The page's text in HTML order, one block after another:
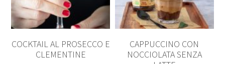
COCKTAIL AL PROSECCO E
CLEMENTINE
CAPPUCCINO CON
NOCCIOLATA SENZA